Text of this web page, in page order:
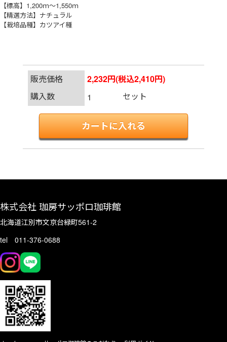
【標高】1,200ｍ～1,550ｍ
【精選方法】ナチュラル
【栽培品種】カツアイ種
販売価格
2,232円(税込2,410円)
購入数
セット
株式会社 珈房サッポロ珈琲館
北海道江別市文京台緑町561-2
tel 011-376-0688